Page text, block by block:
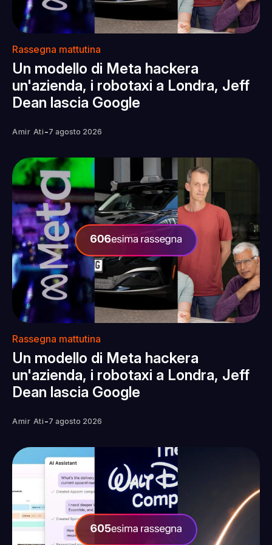
Rassegna mattutina
Un modello di Meta hackera
un'azienda, i robotaxi a Londra, Jeff
Dean lascia Google
Amir Ati -7 agosto 2026
Rassegna mattutina
Un modello di Meta hackera
un'azienda, i robotaxi a Londra, Jeff
Dean lascia Google
Amir Ati -7 agosto 2026